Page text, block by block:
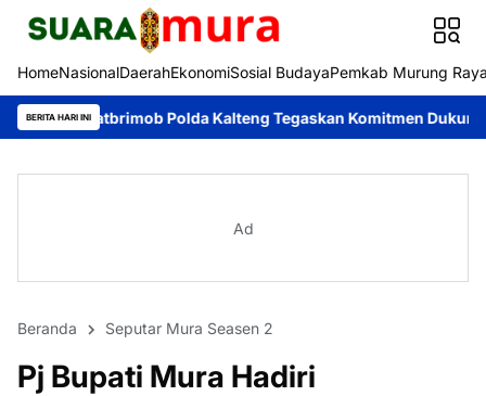
HomeNasionalDaerahEkonomiSosial BudayaPemkab Murung
BERITA HARI INI
Polda Kalteng Tegaskan Komitmen Dukung Pencegahan
Ad
Beranda Seputar Mura Seasen 2
Pj Bupati Mura Hadiri